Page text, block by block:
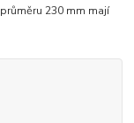
230 mm mají